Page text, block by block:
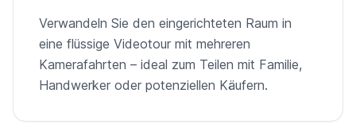
Verwandeln Sie den eingerichteten Raum in
eine flüssige Videotour mit mehreren
Kamerafahrten – ideal zum Teilen mit Familie,
Handwerker oder potenziellen Käufern.